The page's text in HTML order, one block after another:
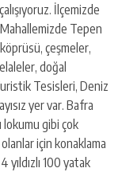
İlçemizde
Mahallemizde Tepen
çeşmeler,
doğal
Tesisleri, Deniz
yer var. Bafra
lokumu gibi çok
için konaklama
yıldızlı 100 yatak